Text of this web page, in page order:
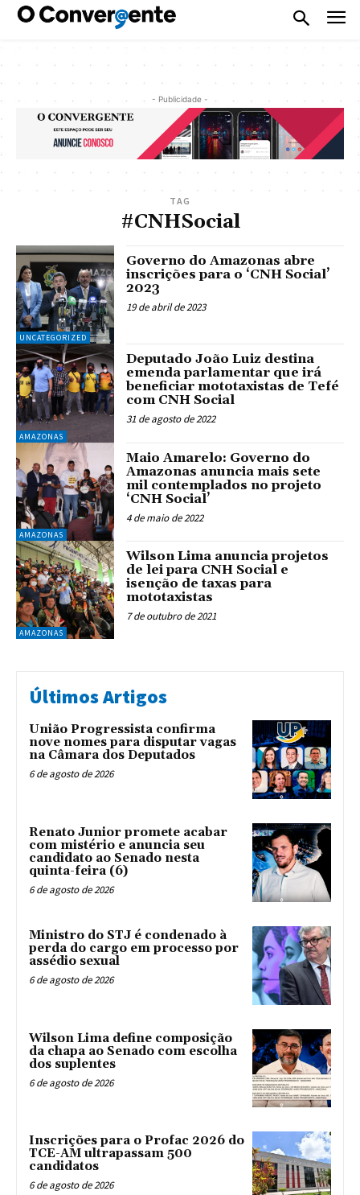
- Publicidade -
TAG
#CNHSocial
UNCATEGORIZED
Governo do Amazonas abre
inscrições para o ‘CNH Social’
2023
19 de abril de 2023
AMAZONAS
Deputado João Luiz destina
emenda parlamentar que irá
beneficiar mototaxistas de Tefé
com CNH Social
31 de agosto de 2022
AMAZONAS
Maio Amarelo: Governo do
Amazonas anuncia mais sete
mil contemplados no projeto
‘CNH Social’
4 de maio de 2022
AMAZONAS
Wilson Lima anuncia projetos
de lei para CNH Social e
isenção de taxas para
mototaxistas
7 de outubro de 2021
Últimos Artigos
União Progressista confirma
nove nomes para disputar vagas
na Câmara dos Deputados
6 de agosto de 2026
Renato Junior promete acabar
com mistério e anuncia seu
candidato ao Senado nesta
quinta-feira (6)
6 de agosto de 2026
Ministro do STJ é condenado à
perda do cargo em processo por
assédio sexual
6 de agosto de 2026
Wilson Lima define composição
da chapa ao Senado com escolha
dos suplentes
6 de agosto de 2026
Inscrições para o Profac 2026 do
TCE-AM ultrapassam 500
candidatos
6 de agosto de 2026